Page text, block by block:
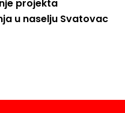
projekta
u naselju Svatovac